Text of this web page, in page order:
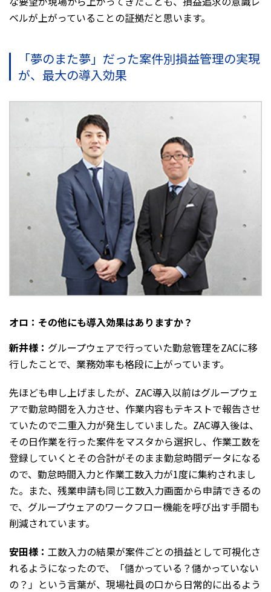
ベルが上がっていることの証拠だと思います。
「夢のまた夢」だった案件別損益管理の実現
が、最大の導入効果
オロ：その他にも導入効果はありますか？
新井様： グループウェアで行っていた勤怠管理をZACに移
行したことで、業務効率も格段に上がっています。
先ほども申し上げましたが、ZAC導入以前はグループウェ
アで勤怠時間を入力させ、作業内容もテキストで報告させ
ていたので二重入力が発生していました。ZAC導入後は、
その日作業を行った案件をマスタから選択し、作業工数を
登録していくとその合計がそのまま勤怠時間データになる
ので、勤怠時間入力と作業工数入力が1度に集約されまし
た。また、残業申請も同じ工数入力画面から申請できるの
で、グループウェアのワークフロー機能を呼び出す手間も
削減されています。
安田様： 工数入力の結果が案件ごとの損益として可視化さ
れるようになったので、「儲かっている？儲かっていない
の？」という言葉が、現場社員の口から日常的に出るよう